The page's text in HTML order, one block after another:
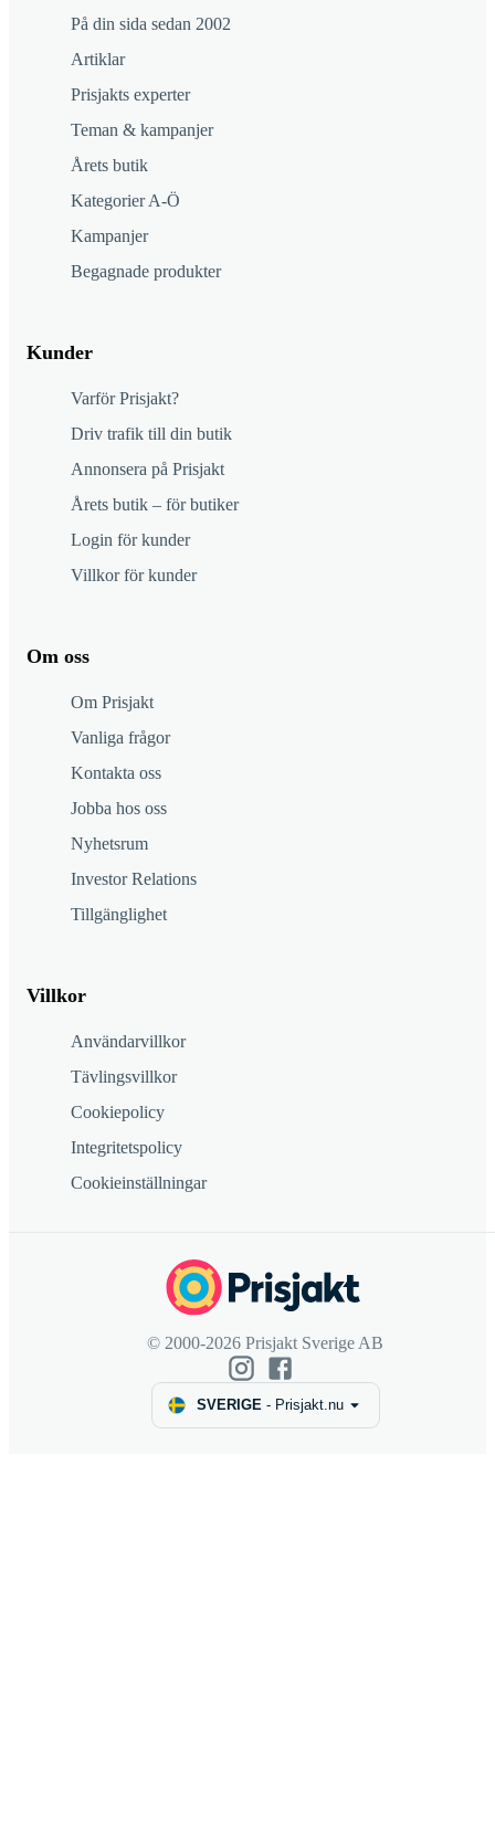
På din sida sedan 2002
Artiklar
Prisjakts experter
Teman & kampanjer
Årets butik
Kategorier A-Ö
Kampanjer
Begagnade produkter
Kunder
Varför Prisjakt?
Driv trafik till din butik
Annonsera på Prisjakt
Årets butik – för butiker
Login för kunder
Villkor för kunder
Om oss
Om Prisjakt
Vanliga frågor
Kontakta oss
Jobba hos oss
Nyhetsrum
Investor Relations
Tillgänglighet
Villkor
Användarvillkor
Tävlingsvillkor
Cookiepolicy
Integritetspolicy
Cookieinställningar
© 2000-2026 Prisjakt Sverige AB
SVERIGE- Prisjakt.nu